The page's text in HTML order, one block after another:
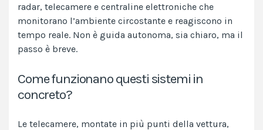
radar, telecamere e centraline elettroniche che
monitorano l’ambiente circostante e reagiscono in
tempo reale. Non è guida autonoma, sia chiaro, ma il
passo è breve.
Come funzionano questi sistemi in
concreto?
Le telecamere, montate in più punti della vettura,